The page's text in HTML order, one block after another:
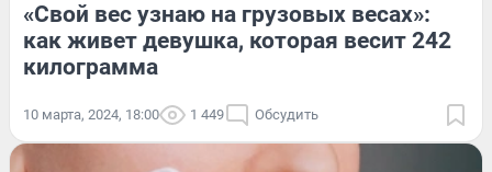
«Свой вес узнаю на грузовых весах»:
как живет девушка, которая весит 242
килограмма
10 марта, 2024, 18:00 1 449 Обсудить